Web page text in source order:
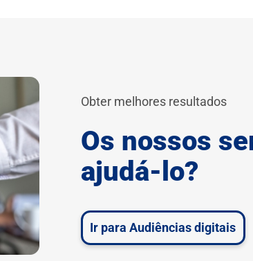
Obter melhores resultados
Os nossos
ajudá-lo?
Ir para Audiências digitais